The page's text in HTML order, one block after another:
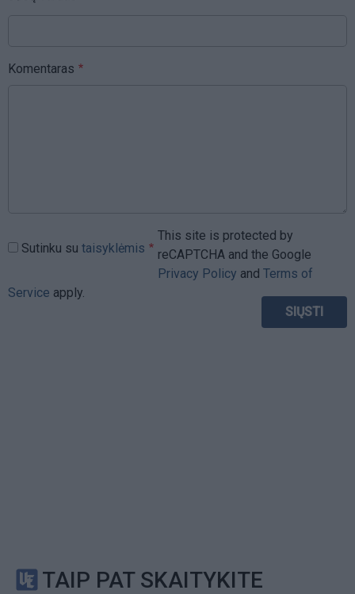
Komentaras
Sutinku su taisyklėmis
This site is protected by
reCAPTCHA and the Google
Privacy Policy and Terms of
Service apply.
TAIP PAT SKAITYKITE